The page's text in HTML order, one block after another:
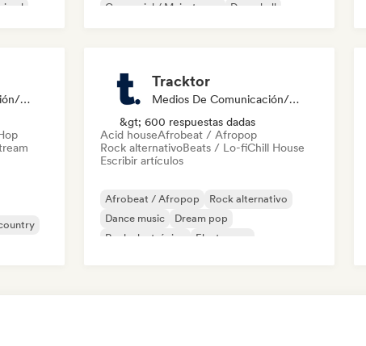
Comercial / Mainstream
Dancehall
Medios De Comunicación/Periodista
Tracktor
Medios De Comunicación/Periodista
&gt; 600 respuestas dadas
Acid houseAfrobeat / Afropop
Rock alternativoBeats / Lo-fiChill House
Escribir artículos
Afrobeat / Afropop
Rock alternativo
Dance music
Dream pop
Rock electrónico
Electropop